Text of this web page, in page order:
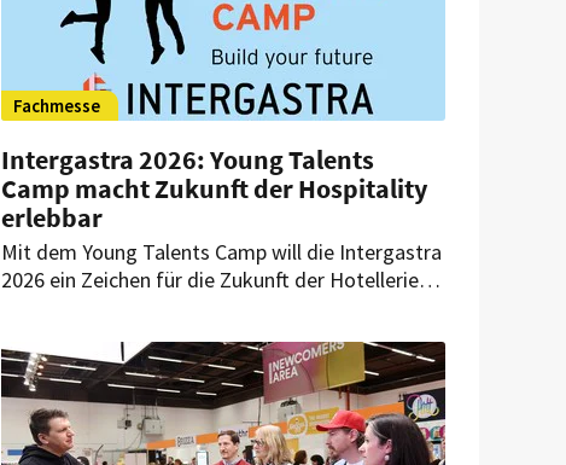
Fachmesse
Intergastra 2026: Young Talents
Camp macht Zukunft der Hospitality
erlebbar
Mit dem Young Talents Camp will die Intergastra
2026 ein Zeichen für die Zukunft der Hotellerie
7D72 soll eine Erlebnisfläche entstehen, auf der
junge Menschen aus ganz Deutschland
zusammenkommen, neue Perspektiven
gewinnen und Hospitality praxisnah erleben
können.